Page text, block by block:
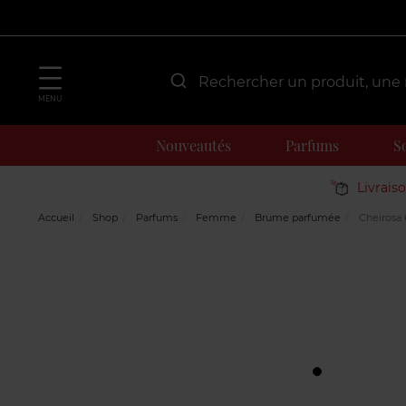
MENU
Nouveautés Parfums
Accueil Shop Parfums Femme Brume parfumée Cheirosa